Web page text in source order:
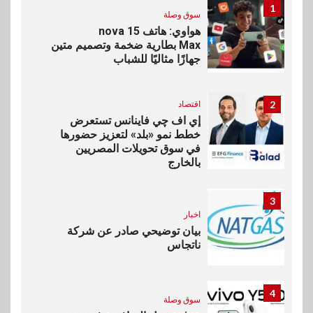
1
سوق وصلة
هواوي: هاتف nova 15
Max بطارية ضخمة وتصميم متين
جهازًا مثاليًا للشباب
2 اقتصاد
إي اف چي فاينانس تستعرض
خطط نمو «بلد» لتعزيز حضورها
في سوق تحويلات المصريين
بالخارج
3
اخبار
بيان توضيحي صادر عن شركة
ناتجاس
4
سوق وصلة